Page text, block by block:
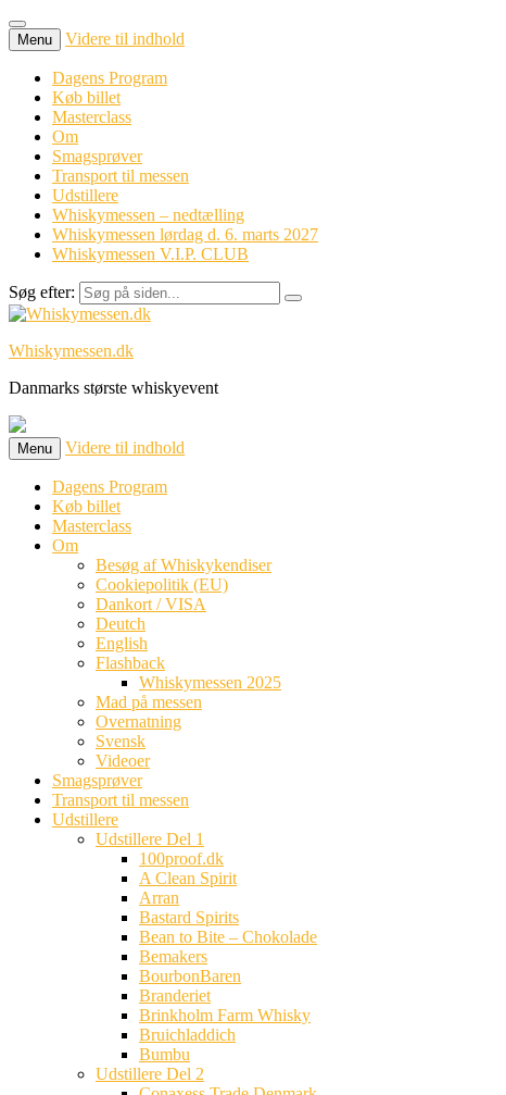
Menu Videre til indhold
Dagens Program
Køb billet
Masterclass
Om
Smagsprøver
Transport til messen
Udstillere
Whiskymessen – nedtælling
Whiskymessen lørdag d. 6. marts 2027
Whiskymessen V.I.P. CLUB
Søg efter:
Whiskymessen.dk
Danmarks største whiskyevent
Menu Videre til indhold
Dagens Program
Køb billet
Masterclass
Om
Besøg af Whiskykendiser
Cookiepolitik (EU)
Dankort / VISA
Deutch
English
Flashback
Whiskymessen 2025
Mad på messen
Overnatning
Svensk
Videoer
Smagsprøver
Transport til messen
Udstillere
Udstillere Del 1
100proof.dk
A Clean Spirit
Arran
Bastard Spirits
Bean to Bite – Chokolade
Bemakers
BourbonBaren
Branderiet
Brinkholm Farm Whisky
Bruichladdich
Bumbu
Udstillere Del 2